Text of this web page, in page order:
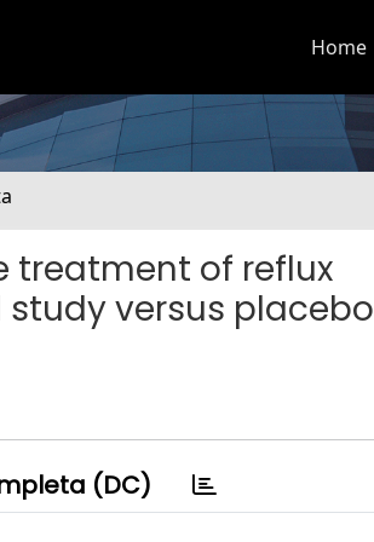
Home
treatment of reflux
versus placebo
(DC)